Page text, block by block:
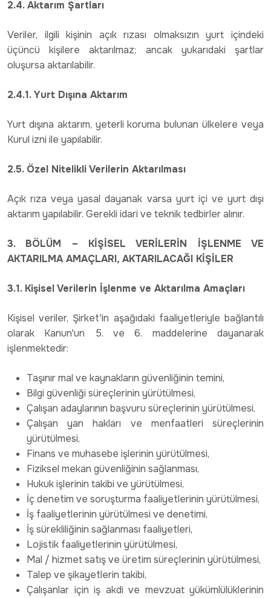
2.4. Aktarım Şartları
Veriler, ilgili kişinin açık rızası olmaksızın yurt içindeki
üçüncü kişilere aktarılmaz; ancak yukarıdaki şartlar
oluşursa aktarılabilir.
2.4.1. Yurt Dışına Aktarım
Yurt dışına aktarım, yeterli koruma bulunan ülkelere veya
Kurul izni ile yapılabilir.
2.5. Özel Nitelikli Verilerin Aktarılması
Açık rıza veya yasal dayanak varsa yurt içi ve yurt dışı
aktarım yapılabilir. Gerekli idari ve teknik tedbirler alınır.
3. BÖLÜM – KİŞİSEL VERİLERİN İŞLENME VE
AKTARILMA AMAÇLARI, AKTARILACAĞI KİŞİLER
3.1. Kişisel Verilerin İşlenme ve Aktarılma Amaçları
Kişisel veriler, Şirket'in aşağıdaki faaliyetleriyle bağlantılı
olarak Kanun'un 5. ve 6. maddelerine dayanarak
işlenmektedir:
Taşınır mal ve kaynakların güvenliğinin temini,
Bilgi güvenliği süreçlerinin yürütülmesi,
Çalışan adaylarının başvuru süreçlerinin yürütülmesi,
Çalışan yan hakları ve menfaatleri süreçlerinin
yürütülmesi,
Finans ve muhasebe işlerinin yürütülmesi,
Fiziksel mekan güvenliğinin sağlanması,
Hukuk işlerinin takibi ve yürütülmesi,
İç denetim ve soruşturma faaliyetlerinin yürütülmesi,
İş faaliyetlerinin yürütülmesi ve denetimi,
İş sürekliliğinin sağlanması faaliyetleri,
Lojistik faaliyetlerinin yürütülmesi,
Mal / hizmet satış ve üretim süreçlerinin yürütülmesi,
Talep ve şikayetlerin takibi,
Çalışanlar için iş akdi ve mevzuat yükümlülüklerinin